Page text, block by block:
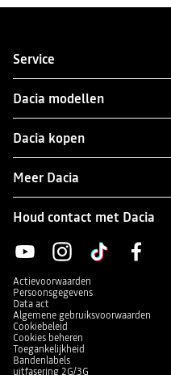
Service
Dacia modellen
Dacia kopen
Meer Dacia
Houd contact met Dacia
Actievoorwaarden
Persoonsgegevens
Data act
Algemene gebruiksvoorwaarden
Cookiebeleid
Cookies beheren
Toegankelijkheid
Bandenlabels
uitfasering 2G/3G